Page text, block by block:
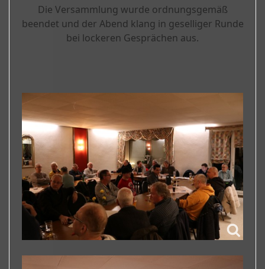
Die Versammlung wurde ordnungsgemäß
beendet und der Abend klang in geselliger Runde
bei lockeren Gesprächen aus.